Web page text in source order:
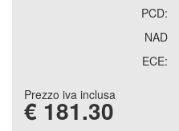
PCD:
NAD
ECE:
Prezzo iva inclusa
€ 181.30